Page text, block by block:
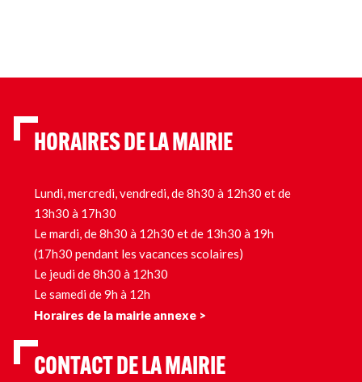
HORAIRES DE LA MAIRIE
Lundi, mercredi, vendredi, de 8h30 à 12h30 et de
13h30 à 17h30
Le mardi, de 8h30 à 12h30 et de 13h30 à 19h
(17h30 pendant les vacances scolaires)
Le jeudi de 8h30 à 12h30
Le samedi de 9h à 12h
Horaires de la mairie annexe >
CONTACT DE LA MAIRIE